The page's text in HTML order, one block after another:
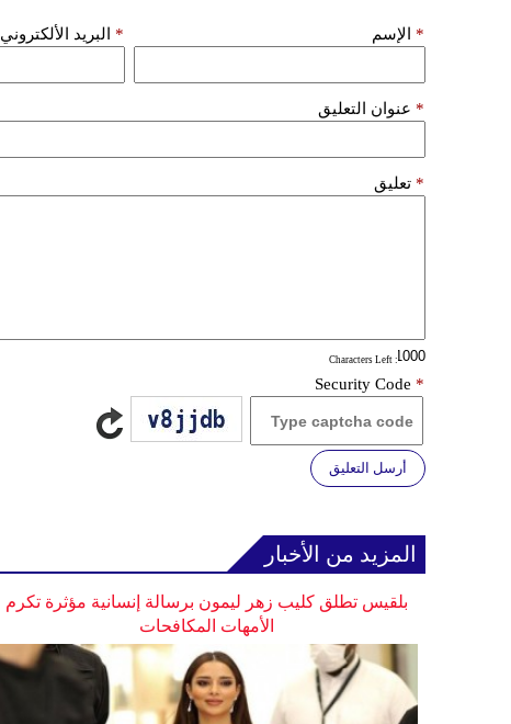
الإسم * البريد الألكتروني *
عنوان التعليق *
تعليق *
: Characters Left
Security Code *
أرسل التعليق
المزيد من الأخبار
بلقيس تطلق كليب زهر ليمون برسالة إنسانية مؤثرة تكرم
الأمهات المكافحات